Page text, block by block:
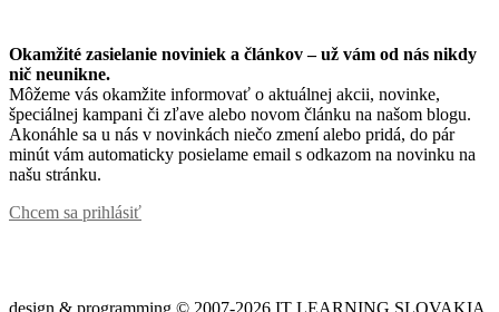
Okamžité zasielanie noviniek a článkov – už vám od nás nikdy
nič neunikne.
Môžeme vás okamžite informovať o aktuálnej akcii, novinke,
špeciálnej kampani či zľave alebo novom článku na našom blogu.
Akonáhle sa u nás v novinkách niečo zmení alebo pridá, do pár
minút vám automaticky posielame email s odkazom na novinku na
našu stránku.
Chcem sa prihlásiť